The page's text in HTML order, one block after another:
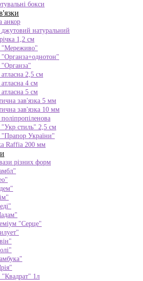
бокси
анкор
натуральний
1,2 см
"Мереживо"
"Органза+однотон"
"Органза"
атласна 2,5 см
атласна 4 см
атласна 5 см
зав'язка 5 мм
зав'язка 10 мм
поліпропіленова
"Укр стиль" 2,5 см
"Прапор України"
Raffia 200 мм
різних форм
"Серце"
1л